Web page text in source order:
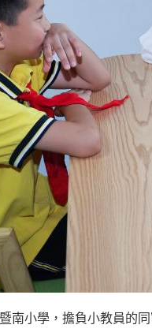
南小學，擔負小教員的